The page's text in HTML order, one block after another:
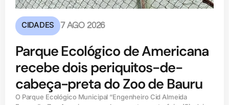
CIDADES 7 AGO 2026
Parque Ecológico de Americana
recebe dois periquitos-de-
cabeça-preta do Zoo de Bauru
O Parque Ecológico Municipal “Engenheiro Cid Almeida